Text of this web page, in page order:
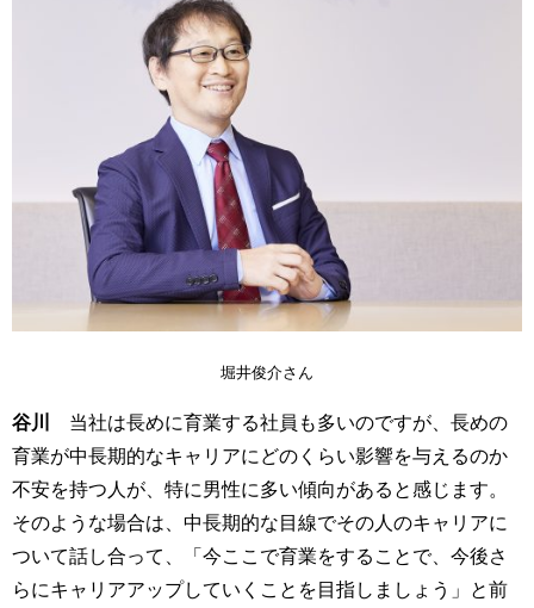
堀井俊介さん
谷川
当社は長めに育業する社員も多いのですが、長めの
育業が中長期的なキャリアにどのくらい影響を与えるのか
不安を持つ人が、特に男性に多い傾向があると感じます。
そのような場合は、中長期的な目線でその人のキャリアに
ついて話し合って、「今ここで育業をすることで、今後さ
らにキャリアアップしていくことを目指しましょう」と前